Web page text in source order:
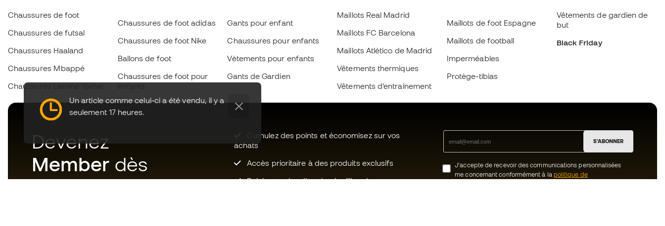
Un article comme celui-ci a été vendu, il y a
seulement 17 heures.
Chaussures de foot
Chaussures de futsal
Chaussures Haaland
Chaussures Mbappé
Chaussures Lamine Yamal
Chaussures de foot adidas
Chaussures de foot Nike
Ballons de foot
Chaussures de foot pour
Gants pour enfant
Chaussures pour enfants
Vètements pour enfants
Gants de Gardien
Maillots Real Madrid
Maillots FC Barcelona
Maillots Atlético de Madrid
Vêtements thermiques
Vêtements d’entraînement
Maillots de foot Espagne
Maillots de football
Imperméables
Protège-tibias
Vêtements de gardien de
but
Black Friday
Devenez
Member dès
maintenant
Cumulez des points et économisez sur vos
achats
Accès prioritaire à des produits exclusifs
Rejoignez plus d’un demi-million de
S'ABONNER
J’accepte de recevoir des communications personnalisées
me concernant conformément à la politique de